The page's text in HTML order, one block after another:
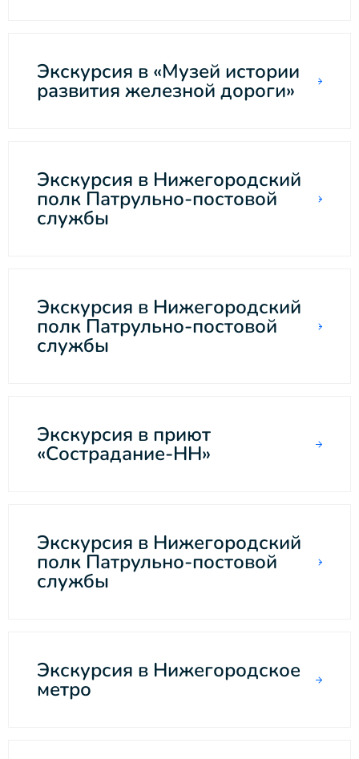
Экскурсия в «Музей истории
развития железной дороги»
Экскурсия в Нижегородский
полк Патрульно-постовой
службы
Экскурсия в Нижегородский
полк Патрульно-постовой
службы
Экскурсия в приют
«Сострадание-НН»
Экскурсия в Нижегородский
полк Патрульно-постовой
службы
Экскурсия в Нижегородское
метро